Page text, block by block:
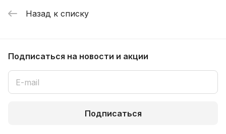
Назад к списку
Подписаться на новости и акции
Подписаться